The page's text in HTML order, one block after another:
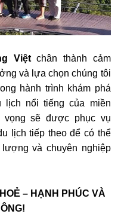
Việtchân thành cảm
và lựa chọn chúng tôi
hành trình khám phá
lịch nổi tiếng của miền
sẽ được phục vụ
lịch tiếp theo để có thể
và chuyên nghiệp
– HẠNH PHÚC VÀ